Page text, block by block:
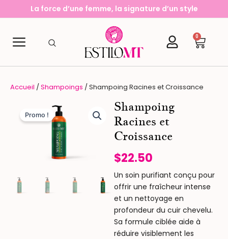
au
La force d’une femme, la signature d’un style
0
Cart
Accueil /Shampoings / Shampoing Racines et Croissance
Promo !
Shampoing
Racines et
Croissance
$22.50
Un soin purifiant conçu pour
offrir une fraîcheur intense
et un nettoyage en
profondeur du cuir chevelu.
Sa formule ciblée aide à
réduire visiblement les